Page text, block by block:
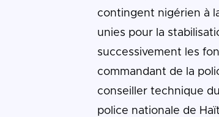
contingent nigérien à
unies pour la
successivement les
commandant de la
conseiller technique
police nationale de